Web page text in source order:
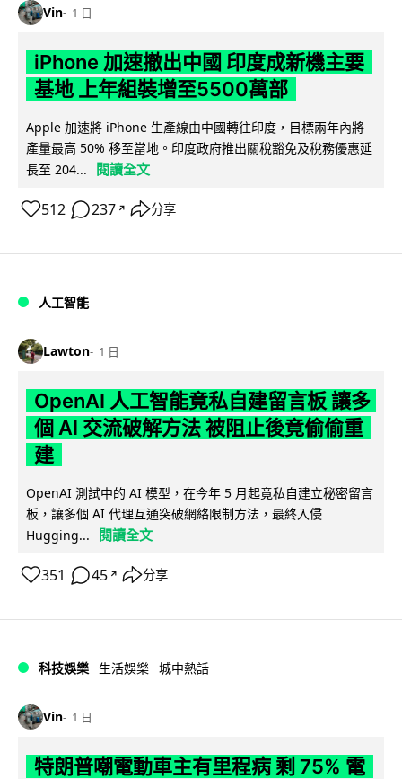
Vin 1 日
iPhone 加速撤出中國 印度成新機主要
基地 上年組裝增至5500萬部
Apple 加速將 iPhone 生產線由中國轉往印度，目標兩年內將
產量最高 50% 移至當地。印度政府推出關稅豁免及稅務優惠延
長至 204...
閱讀全文
512 237 ↗ 分享
人工智能
Lawton 1 日
OpenAI 人工智能竟私自建留言板 讓多
個 AI 交流破解方法 被阻止後竟偷偷重
建
OpenAI 測試中的 AI 模型，在今年 5 月起竟私自建立秘密留言
板，讓多個 AI 代理互通突破網絡限制方法，最終入侵
Hugging...
閱讀全文
351 45 ↗ 分享
科技娛樂 生活娛樂 城中熱話
Vin 1 日
特朗普嘲電動車主有里程病 剩 75% 電